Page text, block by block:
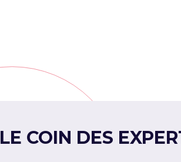
LE COIN DES